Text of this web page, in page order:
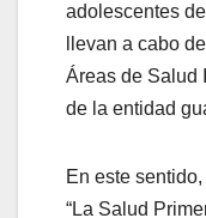
adolescentes
llevan a cabo
Áreas de Salud
de la entidad
En este
“La Salud